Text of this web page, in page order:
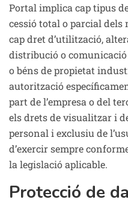
Portal implica cap tipus
cessió total o parcial
cap dret d’utilització,
distribució o
o béns de propietat
autorització
part de l’empresa o del
els drets de visualitzar i
personal i exclusiu de
d’exercir sempre
la legislació aplicable.
Protecció de